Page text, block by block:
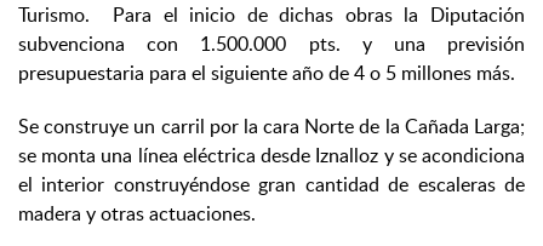
Turismo. Para el inicio de dichas obras la Diputación
subvenciona con 1.500.000 pts. y una previsión
presupuestaria para el siguiente año de 4 o 5 millones más.
Se construye un carril por la cara Norte de la Cañada Larga;
se monta una línea eléctrica desde Iznalloz y se acondiciona
el interior construyéndose gran cantidad de escaleras de
madera y otras actuaciones.